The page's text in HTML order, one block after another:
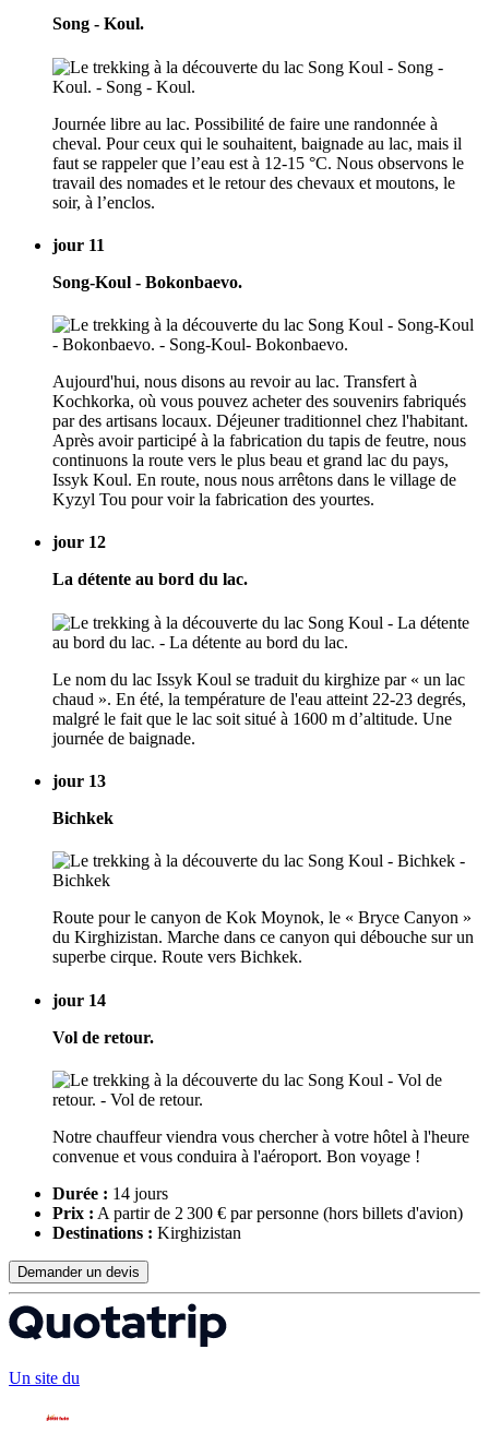
Song - Koul.
Journée libre au lac. Possibilité de faire une randonnée à
cheval. Pour ceux qui le souhaitent, baignade au lac, mais il
faut se rappeler que l’eau est à 12-15 °C. Nous observons le
travail des nomades et le retour des chevaux et moutons, le
soir, à l’enclos.
jour 11
Song-Koul - Bokonbaevo.
Aujourd'hui, nous disons au revoir au lac. Transfert à
Kochkorka, où vous pouvez acheter des souvenirs fabriqués
par des artisans locaux. Déjeuner traditionnel chez l'habitant.
Après avoir participé à la fabrication du tapis de feutre, nous
continuons la route vers le plus beau et grand lac du pays,
Issyk Koul. En route, nous nous arrêtons dans le village de
Kyzyl Tou pour voir la fabrication des yourtes.
jour 12
La détente au bord du lac.
Le nom du lac Issyk Koul se traduit du kirghize par « un lac
chaud ». En été, la température de l'eau atteint 22-23 degrés,
malgré le fait que le lac soit situé à 1600 m d’altitude. Une
journée de baignade.
jour 13
Bichkek
Route pour le canyon de Kok Moynok, le « Bryce Canyon »
du Kirghizistan. Marche dans ce canyon qui débouche sur un
superbe cirque. Route vers Bichkek.
jour 14
Vol de retour.
Notre chauffeur viendra vous chercher à votre hôtel à l'heure
convenue et vous conduira à l'aéroport. Bon voyage !
Durée : 14 jours
Prix : A partir de 2 300 € par personne (hors billets d'avion)
Destinations : Kirghizistan
Demander un devis
Un site du